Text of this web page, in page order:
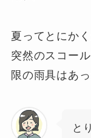
夏ってとにか
突然のスコー
限の雨具はあ
と